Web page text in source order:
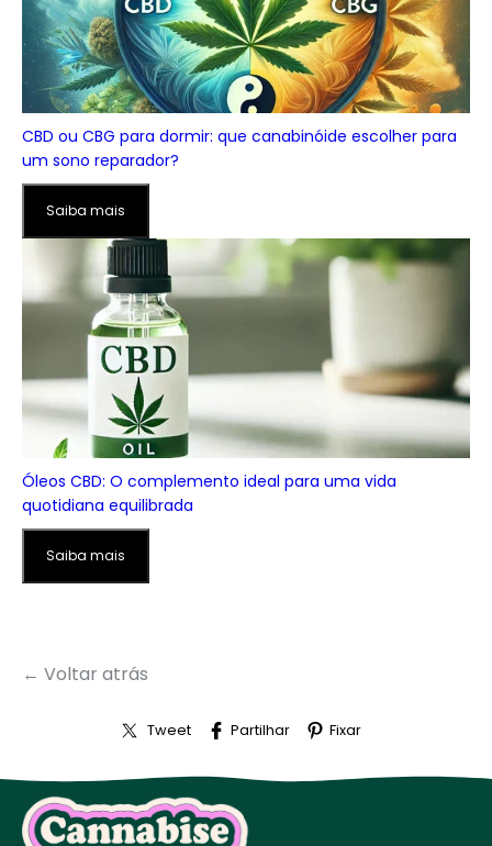
CBD ou CBG para dormir: que canabinóide escolher para
um sono reparador?
Saiba mais
Óleos CBD: O complemento ideal para uma vida
quotidiana equilibrada
Saiba mais
← Voltar atrás
Tweet Partilhar Fixar